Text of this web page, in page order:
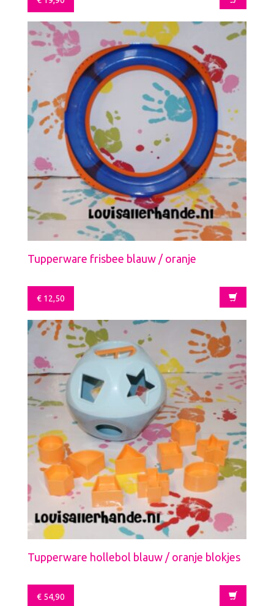
Tupperware frisbee blauw / oranje
€ 12,50
Tupperware hollebol blauw / oranje blokjes
€ 54,90